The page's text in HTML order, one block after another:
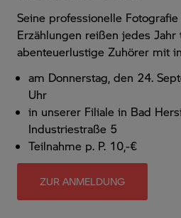
Seine professionelle
Erzählungen reißen jedes Jahr
abenteuerlustige Zuhörer mit
am Donnerstag, den 24.
Uhr
in unserer Filiale in Bad
Industriestraße 5
Teilnahme p. P. 10,-€
ZUR ANMELDUNG